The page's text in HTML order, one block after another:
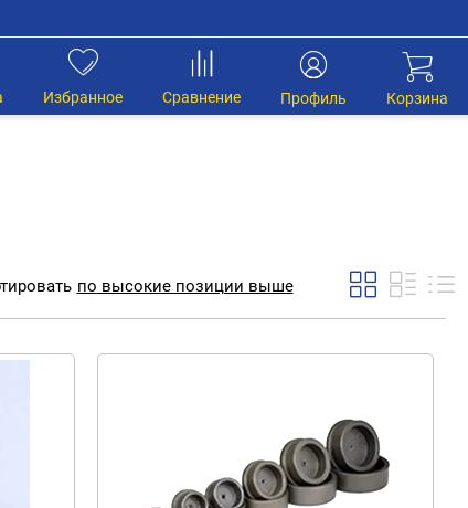
Корзина
Профиль
Сравнение
Избранное
по высокие позиции выше